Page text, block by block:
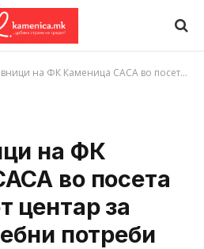
ФК Каменица САСА во посета на Дневниот центар за лица со посебни потреби
на ФК
во посета
центар за
потреби